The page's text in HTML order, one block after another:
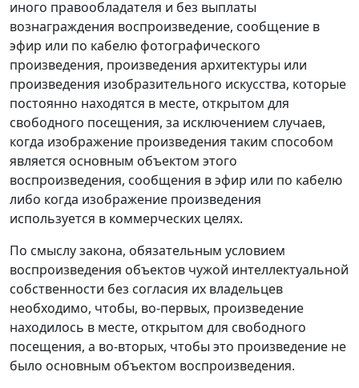
иного правообладателя и без выплаты
вознаграждения воспроизведение, сообщение в
эфир или по кабелю фотографического
произведения, произведения архитектуры или
произведения изобразительного искусства, которые
постоянно находятся в месте, открытом для
свободного посещения, за исключением случаев,
когда изображение произведения таким способом
является основным объектом этого
воспроизведения, сообщения в эфир или по кабелю
либо когда изображение произведения
используется в коммерческих целях.
По смыслу закона, обязательным условием
воспроизведения объектов чужой интеллектуальной
собственности без согласия их владельцев
необходимо, чтобы, во-первых, произведение
находилось в месте, открытом для свободного
посещения, а во-вторых, чтобы это произведение не
было основным объектом воспроизведения.